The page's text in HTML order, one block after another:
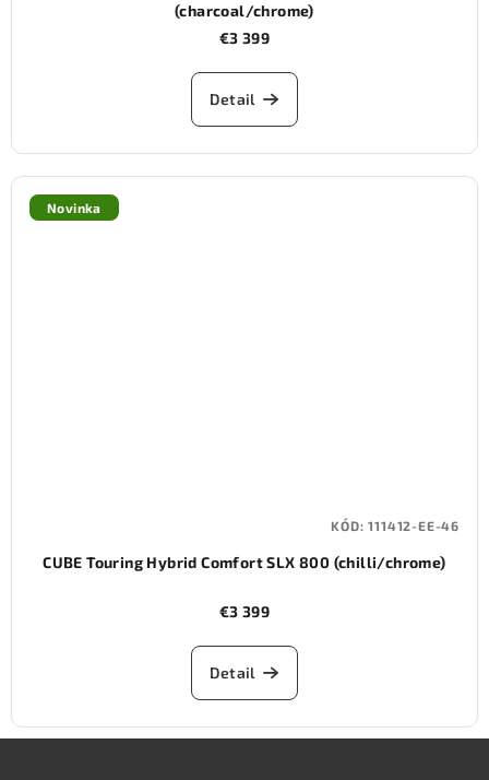
(charcoal/chrome)
€3 399
Detail
Novinka
CUBE Touring Hybrid Comfort SLX 800 (chilli/chrome)
€3 399
Detail
KÓD:111412-EE-46